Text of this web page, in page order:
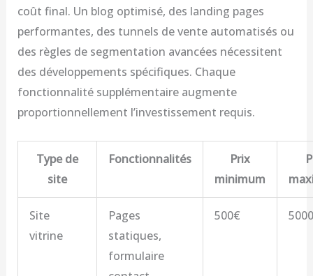
coût final. Un blog optimisé, des landing pages
performantes, des tunnels de vente automatisés ou
des règles de segmentation avancées nécessitent
des développements spécifiques. Chaque
fonctionnalité supplémentaire augmente
proportionnellement l’investissement requis.
Type de
site
Fonctionnalités
Prix
minimum
Site
vitrine
Pages
statiques,
formulaire
500€